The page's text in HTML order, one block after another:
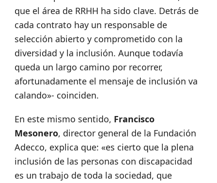
que el área de RRHH ha sido clave. Detrás de
cada contrato hay un responsable de
selección abierto y comprometido con la
diversidad y la inclusión. Aunque todavía
queda un largo camino por recorrer,
afortunadamente el mensaje de inclusión va
calando»- coinciden.
En este mismo sentido, Francisco
Mesonero, director general de la Fundación
Adecco, explica que: «es cierto que la plena
inclusión de las personas con discapacidad
es un trabajo de toda la sociedad, que